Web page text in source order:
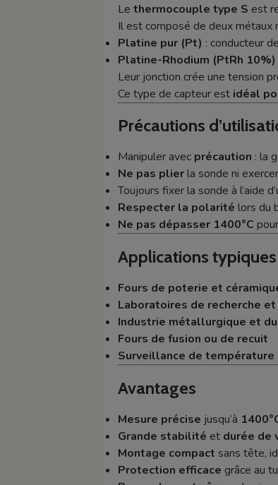
Le thermocouple type S est
Il est composé de deux métaux
Platine pur (Pt) : conducteur
Platine-Rhodium (PtRh 10%)
Leur jonction crée une tension
Ce type de capteur est idéal
Précautions
Manipuler avec précaution : la
Ne pas plierla sonde ni
Toujours fixer la sonde à l’aide
Respecter la polarité lors du
Ne pas dépasser 1400°C
Applications typiques
Fours de poterie et
Laboratoires de recherche
Industrie métallurgique et
Fours de fusion ou de recuit
Surveillance de température
Avantages
Mesure précise jusqu’à
Grande stabilité et durée de
Montage compact sans tête,
Protection efficace grâce au